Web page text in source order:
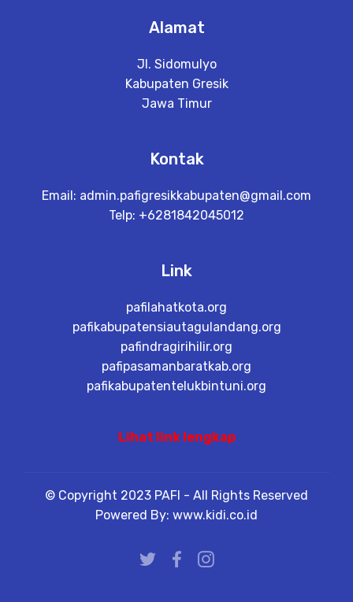
Alamat
Jl. Sidomulyo
Kabupaten Gresik
Jawa Timur
Kontak
Email: admin.pafigresikkabupaten@gmail.com
Telp: +6281842045012
Link
pafilahatkota.org
pafikabupatensiautagulandang.org
pafindragirihilir.org
pafipasamanbaratkab.org
pafikabupatentelukbintuni.org
Lihat link lengkap
© Copyright 2023 PAFI - All Rights Reserved
Powered By: www.kidi.co.id